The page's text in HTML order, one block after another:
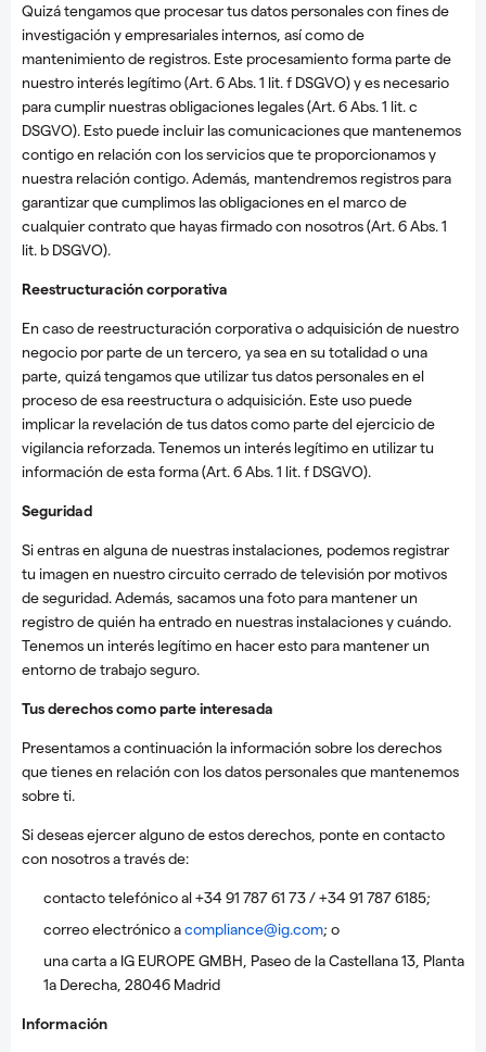
Quizá tengamos que procesar tus datos personales con fines de
investigación y empresariales internos, así como de
mantenimiento de registros. Este procesamiento forma parte de
nuestro interés legítimo (Art. 6 Abs. 1 lit. f DSGVO) y es necesario
para cumplir nuestras obligaciones legales (Art. 6 Abs. 1 lit. c
DSGVO). Esto puede incluir las comunicaciones que mantenemos
contigo en relación con los servicios que te proporcionamos y
nuestra relación contigo. Además, mantendremos registros para
garantizar que cumplimos las obligaciones en el marco de
cualquier contrato que hayas firmado con nosotros (Art. 6 Abs. 1
lit. b DSGVO).
Reestructuración corporativa
En caso de reestructuración corporativa o adquisición de nuestro
negocio por parte de un tercero, ya sea en su totalidad o una
parte, quizá tengamos que utilizar tus datos personales en el
proceso de esa reestructura o adquisición. Este uso puede
implicar la revelación de tus datos como parte del ejercicio de
vigilancia reforzada. Tenemos un interés legítimo en utilizar tu
información de esta forma (Art. 6 Abs. 1 lit. f DSGVO).
Seguridad
Si entras en alguna de nuestras instalaciones, podemos registrar
tu imagen en nuestro circuito cerrado de televisión por motivos
de seguridad. Además, sacamos una foto para mantener un
registro de quién ha entrado en nuestras instalaciones y cuándo.
Tenemos un interés legítimo en hacer esto para mantener un
entorno de trabajo seguro.
Tus derechos como parte interesada
Presentamos a continuación la información sobre los derechos
que tienes en relación con los datos personales que mantenemos
sobre ti.
Si deseas ejercer alguno de estos derechos, ponte en contacto
con nosotros a través de:
contacto telefónico al +34 91 787 61 73 / +34 91 787 6185;
correo electrónico acompliance@ig.com; o
una carta a IG EUROPE GMBH, Paseo de la Castellana 13, Planta
1a Derecha, 28046 Madrid
Información